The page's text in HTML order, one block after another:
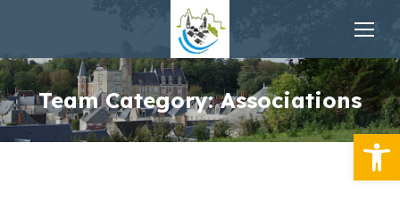
Ouvrir
Team Category:Associations